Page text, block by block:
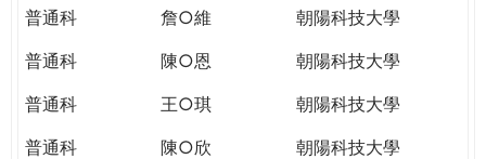
WAGOR
TODAY
THE
WORLD
普通科
詹○維
朝陽科技大學
普通科
陳○恩
朝陽科技大學
普通科
王○琪
朝陽科技大學
普通科
陳○欣
朝陽科技大學